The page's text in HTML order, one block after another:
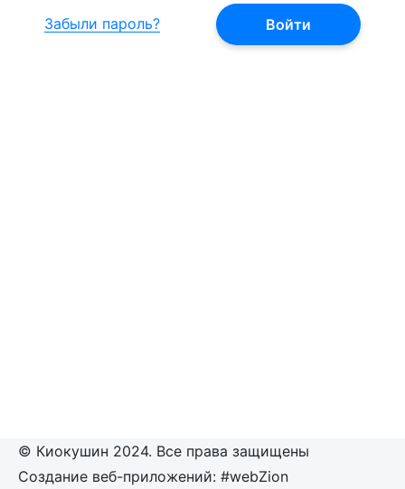
Забыли пароль?
© Киокушин 2024. Все права защищены
Создание веб-приложений: #webZion